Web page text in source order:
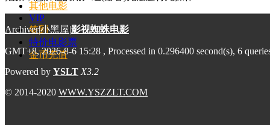
其他电影
VIP
签到
特价电影票
金币充值
Archiver|小黑屋|影视蜘蛛电影
GMT+8, 2026-8-6 15:28 , Processed in 0.296400 second(s), 6
Powered by YSLT X3.2
© 2014-2020 WWW.YSZZLT.COM